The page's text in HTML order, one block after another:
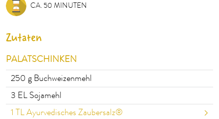
CA. 50 MINUTEN
Zutaten
PALATSCHINKEN
250 g Buchweizenmehl
3 EL Sojamehl
1 TL Ayurvedisches Zaubersalz®